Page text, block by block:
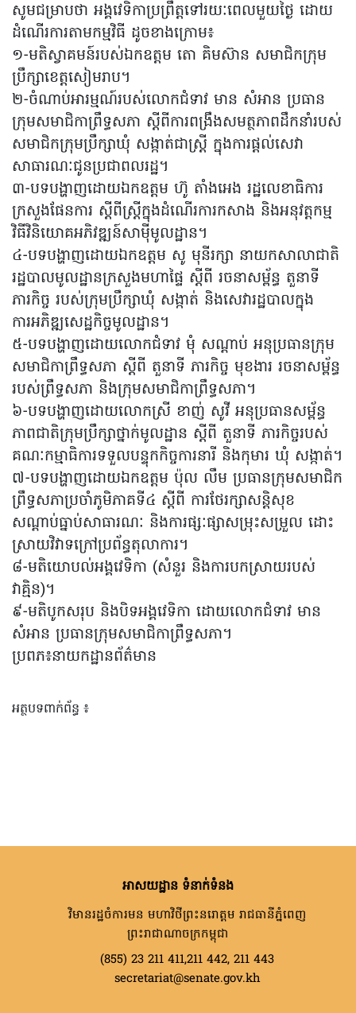
សូមជម្រាបថា អង្គវេទិកាប្រព្រឹត្តទៅរយៈពេលមួយថ្ងៃ ដោយ
ដំណើរការតាមកម្មវិធី ដូចខាងក្រោម៖
១-មតិស្វាគមន៍របស់ឯកឧត្តម តោ គិមស៊ាន សមាជិកក្រុម
ប្រឹក្សាខេត្តសៀមរាប។
២-ចំណាប់អារម្មណ៍របស់លោកជំទាវ មាន សំអាន ប្រធាន
ក្រុមសមាជិកាព្រឹទ្ធសភា ស្តីពីការពង្រឹងសមត្ថភាពដឹកនាំរបស់
សមាជិកក្រុមប្រឹក្សាឃុំ សង្កាត់ជាស្រ្តី ក្នុងការផ្តល់សេវា
សាធារណៈជូនប្រជាពលរដ្ឋ។
៣-បទបង្ហាញដោយឯកឧត្តម ហ៊ូ តាំងអេង រដ្ឋលេខាធិការ
ក្រសួងផែនការ ស្តីពីស្រ្តីក្នុងដំណើរការកសាង និងអនុវត្តកម្ម
វិធីវិនិយោគអភិវឌ្ឍន៍សាម៉ីមូលដ្ឋាន។
៤-បទបង្ហាញដោយឯកឧត្តម សូ មុនីរក្សា នាយកសាលាជាតិ
រដ្ឋបាលមូលដ្ឋានក្រសួងមហាផ្ទៃ ស្តីពី រចនាសម្ព័ន្ធ តួនាទី
ភារកិច្ច របស់ក្រុមប្រឹក្សាឃុំ សង្កាត់ និងសេវារដ្ឋបាលក្នុង
ការអភិឌ្ឍសេដ្ឋកិច្ចមូលដ្ឋាន។
៥-បទបង្ហាញដោយលោកជំទាវ មុំ សណ្តាប់ អនុប្រធានក្រុម
សមាជិកាព្រឹទ្ធសភា ស្តីពី តួនាទី ភារកិច្ច មុខងារ រចនាសម្ព័ន្ធ
របស់ព្រឹទ្ធសភា និងក្រុមសមាជិកាព្រឹទ្ធសភា។
៦-បទបង្ហាញដោយលោកស្រី ខាញ់ សូវី អនុប្រធានសម្ព័ន្ធ
ភាពជាតិក្រុមប្រឹក្សាថ្នាក់មូលដ្ឋាន ស្តីពី តួនាទី ភារកិច្ចរបស់
គណៈកម្មាធិការទទួលបន្ទុកកិច្ចការនារី និងកុមារ ឃុំ សង្កាត់។
៧-បទបង្ហាញដោយឯកឧត្តម ប៉ុល លឹម ប្រធានក្រុមសមាជិក
ព្រឹទ្ធសភាប្រចាំភូមិភាគទី៤ ស្តីពី ការថែរក្សាសន្តិសុខ
សណ្តាប់ធ្នាប់សាធារណៈ និងការផ្សៈផ្សាសម្រុះសម្រួល ដោះ
ស្រាយវិវាទក្រៅប្រព័ន្ធតុលាការ។
៨-មតិយោបល់អង្គវេទិកា (សំនួរ និងការបកស្រាយរបស់
វាគ្មិន)។
៩-មតិបូកសរុប និងបិទអង្គវេទិកា ដោយលោកជំទាវ មាន
សំអាន ប្រធានក្រុមសមាជិកាព្រឹទ្ធសភា។
ប្រពភ៖នាយកដ្ឋានព័ត៌មាន
អត្ថបទពាក់ព័ន្ធ ៖
អាសយដ្ឋាន ទំនាក់ទំនង
វិមានរដ្ឋចំការមន មហាវិថីព្រះនរោត្តម រាជធានីភ្នំពេញ
ព្រះរាជាណាចក្រកម្ពុជា
(855) 23 211 411,211 442, 211 443
secretariat@senate.gov.kh